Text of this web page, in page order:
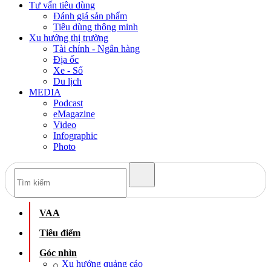
Tư vấn tiêu dùng
Đánh giá sản phẩm
Tiêu dùng thông minh
Xu hướng thị trường
Tài chính - Ngân hàng
Địa ốc
Xe - Số
Du lịch
MEDIA
Podcast
eMagazine
Video
Infographic
Photo
VAA
Tiêu điểm
Góc nhìn
Xu hướng quảng cáo